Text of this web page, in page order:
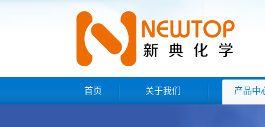
首页 关于我们 产品中